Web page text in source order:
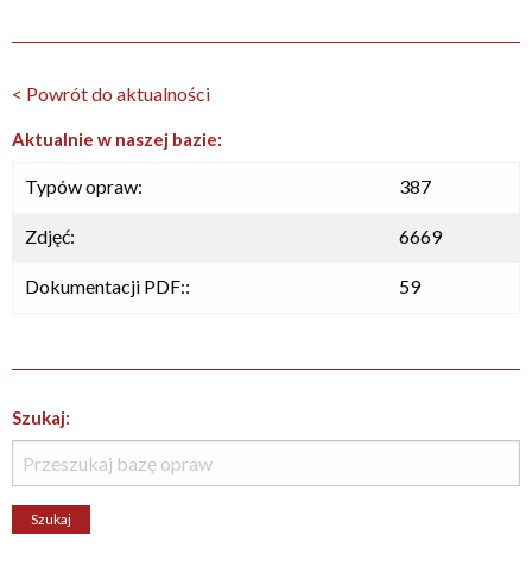
< Powrót do aktualności
Aktualnie w naszej bazie:
Typów opraw: 387
Zdjęć: 6669
Dokumentacji PDF:: 59
Szukaj: